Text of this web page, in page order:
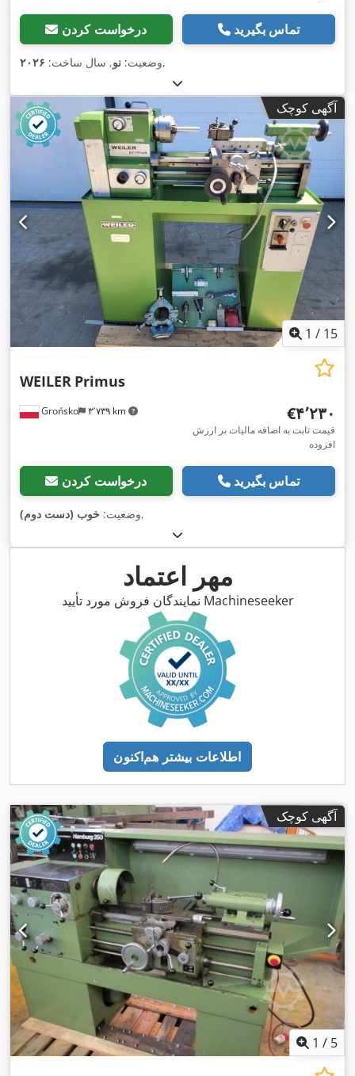
درخواست کردن تماس بگیرید
وضعیت: نو, سال ساخت: ۲۰۲۶ ,
آگهی کوچک
1 / 15
Grońsko ۳٬۷۳۹ km
WEILER Primus
‎€۴٬۲۳۰
قیمت ثابت به اضافه مالیات بر ارزش
افزوده
درخواست کردن تماس بگیرید
وضعیت: خوب (دست دوم) ,
مهر اعتماد
نمایندگان فروش مورد تأیید Machineseeker
اطلاعات بیشتر هم‌اکنون
آگهی کوچک
1 / 5